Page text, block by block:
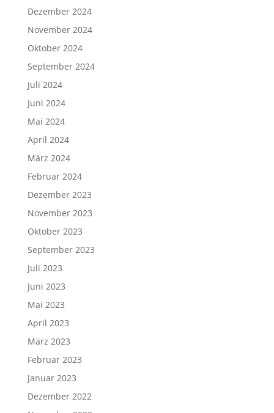
Dezember 2024
November 2024
Oktober 2024
September 2024
Juli 2024
Juni 2024
Mai 2024
April 2024
März 2024
Februar 2024
Dezember 2023
November 2023
Oktober 2023
September 2023
Juli 2023
Juni 2023
Mai 2023
April 2023
März 2023
Februar 2023
Januar 2023
Dezember 2022